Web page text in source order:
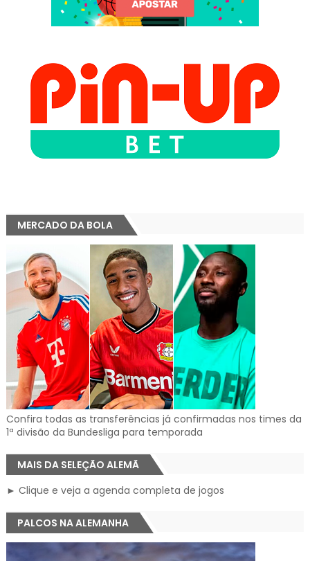
MERCADO DA BOLA
Confira todas as transferências já confirmadas nos times da
1ª divisão da Bundesliga para temporada
MAIS DA SELEÇÃO ALEMÃ
► Clique e veja a agenda completa de jogos
PALCOS NA ALEMANHA